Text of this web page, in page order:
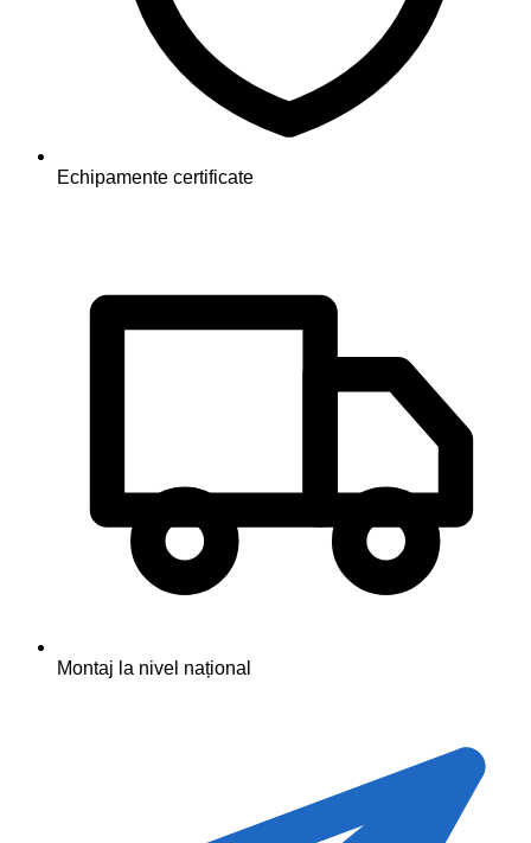
Echipamente certificate
Montaj la nivel național